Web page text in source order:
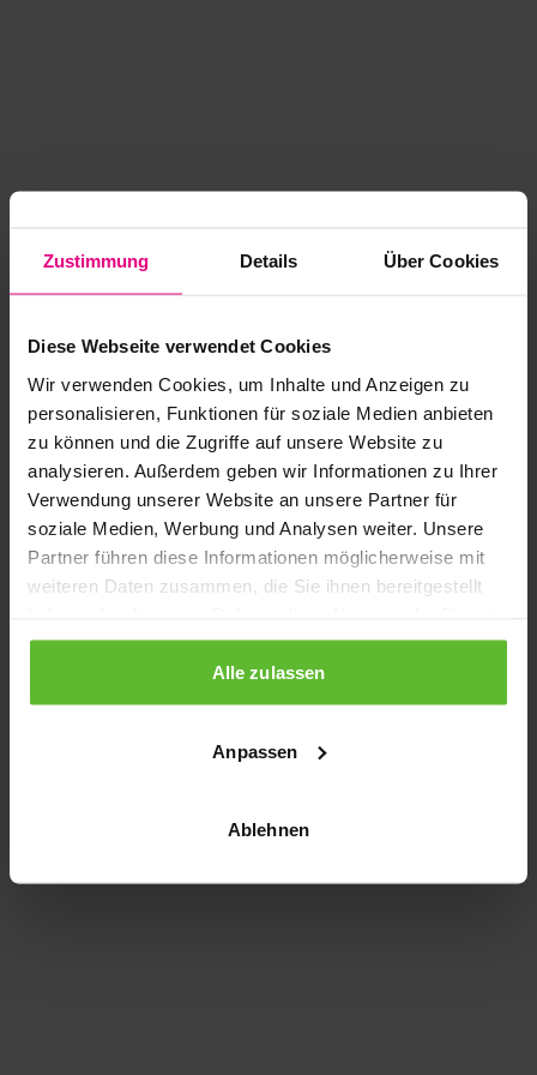
Zustimmung Details Über Cookies
Diese Webseite verwendet Cookies
Wir verwenden Cookies, um Inhalte und Anzeigen zu
personalisieren, Funktionen für soziale Medien anbieten
zu können und die Zugriffe auf unsere Website zu
analysieren. Außerdem geben wir Informationen zu Ihrer
Verwendung unserer Website an unsere Partner für
soziale Medien, Werbung und Analysen weiter. Unsere
Partner führen diese Informationen möglicherweise mit
weiteren Daten zusammen, die Sie ihnen bereitgestellt
gesammelt haben.
Alle zulassen
Anpassen
Ablehnen
Application error: a client-side exception has occurred
loading www.kurzwego.de (see the browser console for more
information).